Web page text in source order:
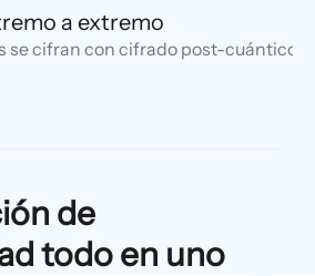
a extremo
se cifran con cifrado post-cuántico
de
todo en uno